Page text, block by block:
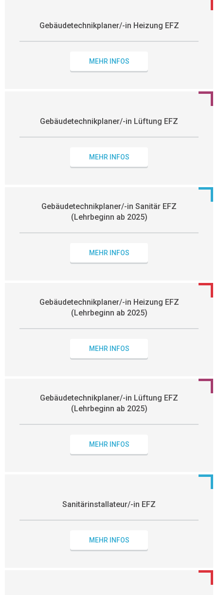
Gebäudetechnikplaner/-in Heizung EFZ
MEHR INFOS
Gebäudetechnikplaner/-in Lüftung EFZ
MEHR INFOS
Gebäudetechnikplaner/-in Sanitär EFZ
(Lehrbeginn ab 2025)
MEHR INFOS
Gebäudetechnikplaner/-in Heizung EFZ
(Lehrbeginn ab 2025)
MEHR INFOS
Gebäudetechnikplaner/-in Lüftung EFZ
(Lehrbeginn ab 2025)
MEHR INFOS
Sanitärinstallateur/-in EFZ
MEHR INFOS